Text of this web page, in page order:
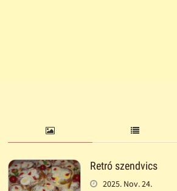
Retró szendvics
2025. Nov. 24.